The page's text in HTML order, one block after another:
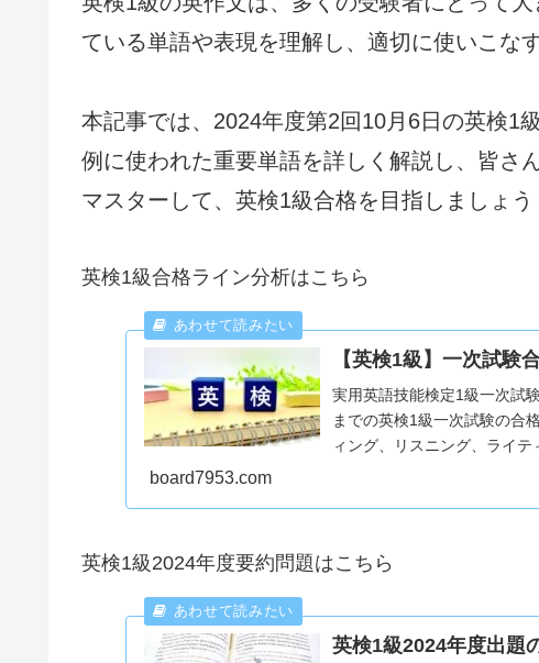
ている単語や表現を理解し、適切に使いこな
本記事では、2024年度第2回10月6日の英検1
例に使われた重要単語を詳しく解説し、皆さ
マスターして、英検1級合格を目指しましょう
英検1級合格ライン分析はこちら
【英検1級】一次試験
実用英語技能検定1級一次試
までの英検1級一次試験の合
ィング、リスニング、ライテ
board7953.com
英検1級2024年度要約問題はこちら
英検1級2024年度出題